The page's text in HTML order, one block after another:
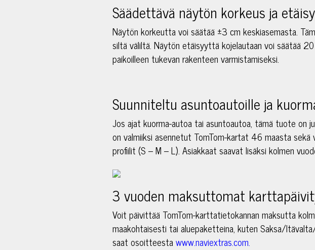
Säädettävä näytön korkeus ja
Näytön korkeutta voi säätää ±3 cm keskiasemasta.
siltä väliltä. Näytön etäisyyttä kojelautaan voi säätää
paikoilleen tukevan rakenteen varmistamiseksi.
Suunniteltu asuntoautoille ja
Jos ajat kuorma-autoa tai asuntoautoa, tämä tuote on
on valmiiksi asennetut TomTom-kartat 46 maasta
profiilit (S – M – L). Asiakkaat saavat lisäksi kolmen
3 vuoden maksuttomat
Voit päivittää TomTom-karttatietokannan maksutta
maakohtaisesti tai aluepaketteina, kuten Saksa/
saat osoitteestawww.naviextras.com.